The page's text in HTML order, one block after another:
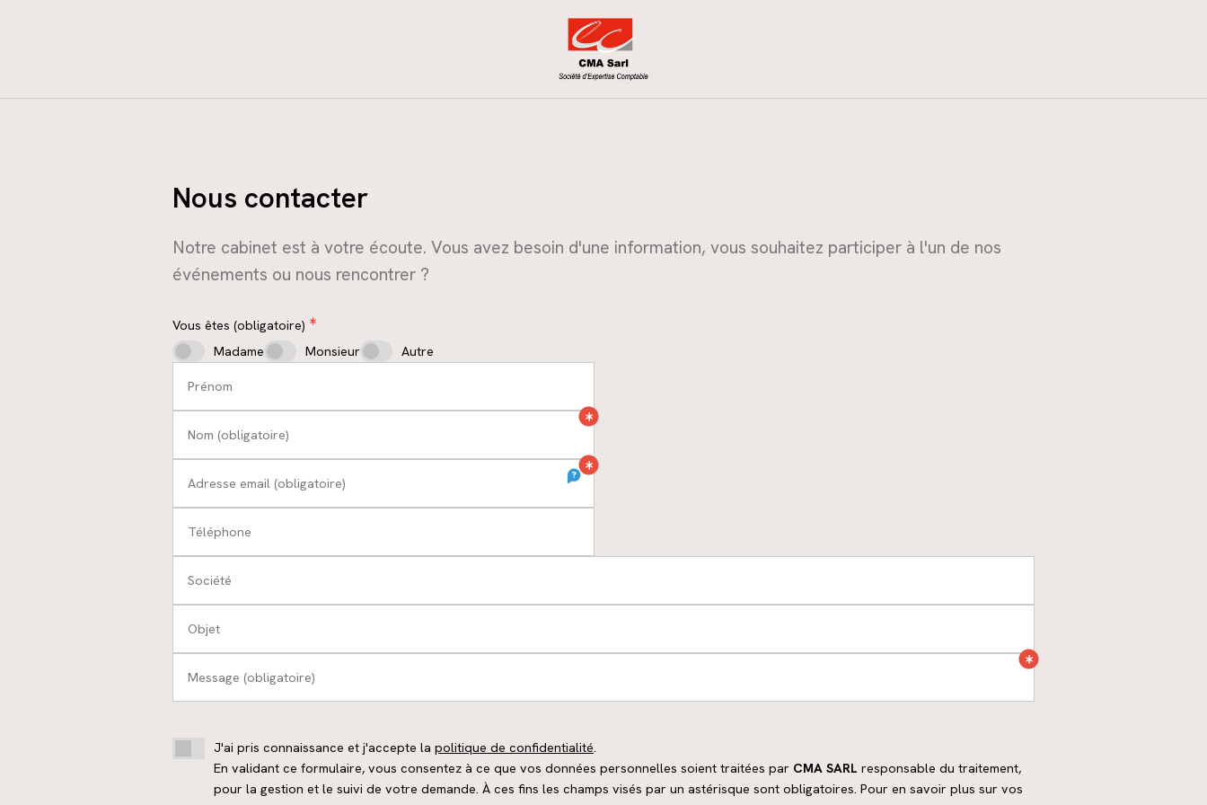
Nous contacter
Notre cabinet est à votre écoute. Vous avez besoin d'une information, vous souhaitez participer à l'un de nos
événements ou nous rencontrer ?
Madame Monsieur Autre
Vous êtes (obligatoire)
Prénom
Nom (obligatoire)
Adresse email (obligatoire)
Téléphone
Société
Objet
Message (obligatoire)
J'ai pris connaissance et j'accepte la politique de confidentialité.
En validant ce formulaire, vous consentez à ce que vos données personnelles soient traitées par CMA SARL responsable du traitement,
pour la gestion et le suivi de votre demande. À ces fins les champs visés par un astérisque sont obligatoires. Pour en savoir plus sur vos